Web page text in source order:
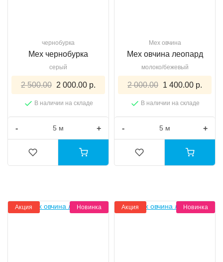
чернобурка
Мех чернобурка
серый
2 500.00 2 000.00 р.
В наличии на складе
- +
Мех овчина
Мех овчина леопард
молоко/бежевый
2 000.00 1 400.00 р.
В наличии на складе
- +
Акция Новинка Акция Новинка